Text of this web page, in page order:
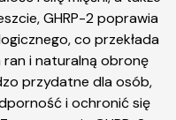
GHRP-2 poprawia
co przekłada
i naturalną obronę
przydatne dla osób,
i ochronić się